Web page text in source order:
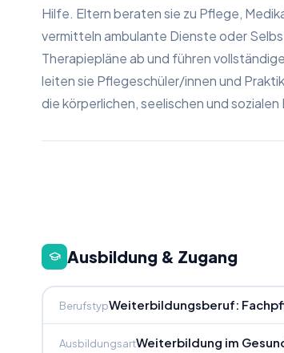
Hilfe. Eltern beraten sie zu Pflege,
vermitteln ambulante Dienste oder
Therapiepläne ab und führen
leiten sie Pflegeschüler/innen und
die körperlichen, seelischen und
Ausbildung & Zugang
BerufstypWeiterbildungsberuf:
AusbildungsartWeiterbildung im